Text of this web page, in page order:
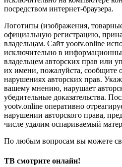
посредством интернет-браузера.
Логотипы (изображения,
официальную регистрацию,
владельцам. Сайт yootv.online
исключительно в
владельцем авторских прав или
их имени, пожалуйста, сообщите
нарушениях авторских прав.
вашему мнению, нарушает
убедительные доказательства.
yootv.online оперативно
нарушении авторского права,
числе удалим оспариваемый
По любым вопросам вы можете
ТВ смотрите онлайн!